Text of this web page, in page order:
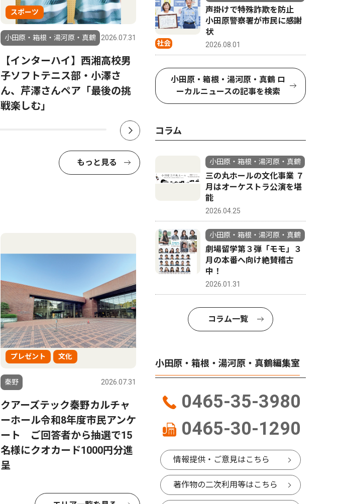
スポーツ
小田原・箱根・湯河原・真鶴 2026.07.31
【インターハイ】西湘高校男
子ソフトテニス部・小澤さ
ん、芹澤さんペア「最後の挑
戦楽しむ」
社会
小田原・箱根・湯河原・真鶴
原市内で撮影シーズン 2026
年は8月11日から
鶴町で
もっと見る
プレゼント 文化
秦野 2026.07.31
クアーズテック秦野カルチャ
ーホール令和8年度市民アンケ
ート ご回答者から抽選で15
名様にクオカード1000円分進
呈
社会
声掛けで特殊詐欺を防止
小田原警察署が市民に感謝
状
2026.08.01
小田原・箱根・湯河原・真鶴 ロ
ーカルニュースの記事を検索
コラム
小田原・箱根・湯河原・真鶴
三の丸ホールの文化事業 ７
月はオーケストラ公演を堪
能
2026.04.25
小田原・箱根・湯河原・真鶴
劇場留学第３弾「モモ」３
月の本番へ向け絶賛稽古
中！
2026.01.31
コラム一覧
小田原・箱根・湯河原・真鶴編集室
0465-35-3980
0465-30-1290
情報提供・ご意見はこちら
著作物の二次利用等はこちら